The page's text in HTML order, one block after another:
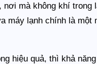
mà không khí trong
máy lạnh chính là một
hiệu quả, thì khả